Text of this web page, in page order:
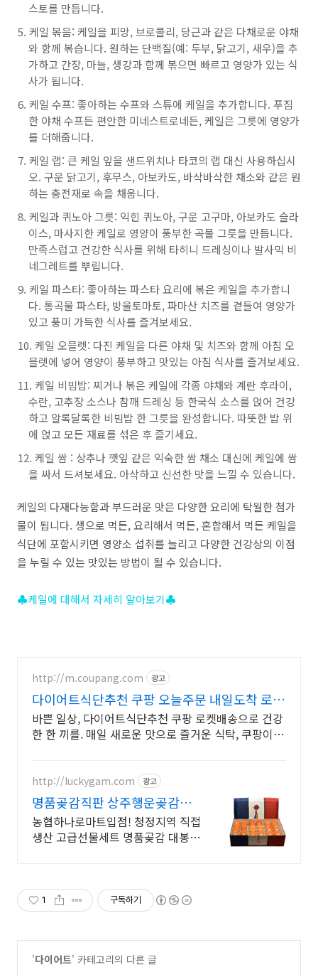
스토를 만듭니다.
케일 볶음: 케일을 피망, 브로콜리, 당근과 같은 다채로운 야채
와 함께 볶습니다. 원하는 단백질(예: 두부, 닭고기, 새우)을 추
가하고 간장, 마늘, 생강과 함께 볶으면 빠르고 영양가 있는 식
사가 됩니다.
케일 수프: 좋아하는 수프와 스튜에 케일을 추가합니다. 푸짐
한 야채 수프든 편안한 미네스트로네든, 케일은 그릇에 영양가
를 더해줍니다.
케일 랩: 큰 케일 잎을 샌드위치나 타코의 랩 대신 사용하십시
오. 구운 닭고기, 후무스, 아보카도, 바삭바삭한 채소와 같은 원
하는 충전재로 속을 채웁니다.
케일과 퀴노아 그릇: 익힌 퀴노아, 구운 고구마, 아보카도 슬라
이스, 마사지한 케일로 영양이 풍부한 곡물 그릇을 만듭니다.
만족스럽고 건강한 식사를 위해 타히니 드레싱이나 발사믹 비
네그레트를 뿌립니다.
케일 파스타: 좋아하는 파스타 요리에 볶은 케일을 추가합니
다. 통곡물 파스타, 방울토마토, 파마산 치즈를 곁들여 영양가
있고 풍미 가득한 식사를 즐겨보세요.
케일 오믈렛: 다진 케일을 다른 야채 및 치즈와 함께 아침 오
믈렛에 넣어 영양이 풍부하고 맛있는 아침 식사를 즐겨보세요.
케일 비빔밥: 찌거나 볶은 케일에 각종 야채와 계란 후라이,
수란, 고추장 소스나 참깨 드레싱 등 한국식 소스를 얹어 건강
하고 알록달록한 비빔밥 한 그릇을 완성합니다. 따뜻한 밥 위
에 얹고 모든 재료를 섞은 후 즐기세요.
케일 쌈 : 상추나 깻잎 같은 익숙한 쌈 채소 대신에 케일에 쌈
을 싸서 드셔보세요. 아삭하고 신선한 맛을 느낄 수 있습니다.
케일의 다재다능함과 부드러운 맛은 다양한 요리에 탁월한 첨가
물이 됩니다. 생으로 먹든, 요리해서 먹든, 혼합해서 먹든 케일을
식단에 포함시키면 영양소 섭취를 늘리고 다양한 건강상의 이점
을 누릴 수 있는 맛있는 방법이 될 수 있습니다.
♣케일에 대해서 자세히 알아보기♣
http://m.coupang.com 광고
다이어트식단추천 쿠팡 오늘주문 내일도착 로켓
배송
바쁜 일상, 다이어트식단추천 쿠팡 로켓배송으로 건강
한 한 끼를. 매일 새로운 맛으로 즐거운 식탁, 쿠팡이
http://luckygam.com 광고
명품곶감직판 상주행운곶감농
원
농협하나로마트입점! 청정지역 직접
생산 고급선물세트 명품곶감 대봉반
1 구독하기
'다이어트' 카테고리의 다른 글